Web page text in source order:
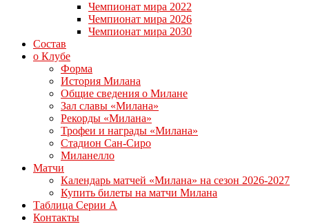
Чемпионат мира 2022
Чемпионат мира 2026
Чемпионат мира 2030
Состав
о Клубе
Форма
История Милана
Общие сведения о Милане
Зал славы «Милана»
Рекорды «Милана»
Трофеи и награды «Милана»
Стадион Сан-Сиро
Миланелло
Матчи
Календарь матчей «Милана» на сезон 2026-2027
Купить билеты на матчи Милана
Таблица Серии А
Контакты